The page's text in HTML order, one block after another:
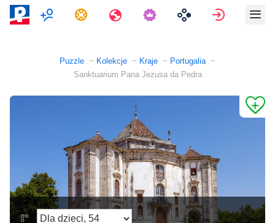
MultiplayerZadania Podróże Zaloguj
Puzzle Kolekcje Kraje
Portugalia
Sanktuarium Pana Jezusa da Pedra